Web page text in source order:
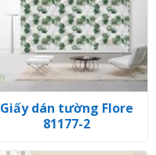
Giấy dán tường Flore
81177-2